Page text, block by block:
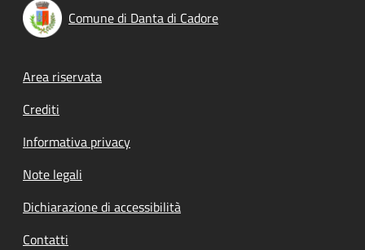
Comune di Danta di Cadore
Footer menu
Area riservata
Crediti
Informativa privacy
Note legali
Dichiarazione di accessibilità
Contatti